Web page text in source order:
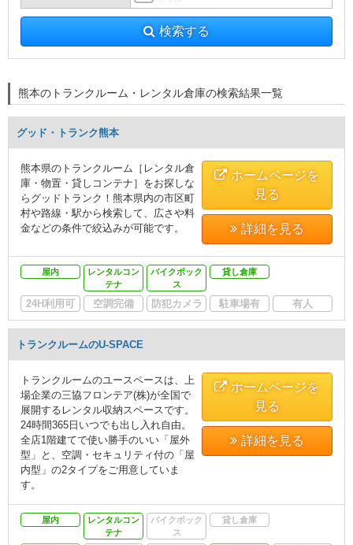
検索する
熊本のトランクルーム・レンタル倉庫の検索結果一覧
グッド・トランク熊本
熊本県のトランクルーム［レンタル倉
庫・物置・貸しコンテナ］をお探しな
らグッドトランク！熊本県内の市区町
村や路線・駅から検索して、広さや料
金などの条件で絞込みが可能です。
ホームページを
見る
詳細を見る
屋内
レンタルコン
テナ
バイクボック
ス
貸し倉庫
24H利用可 空調完備 防犯カメラ 駐車場有 有人
トランクルームのU-SPACE
トランクルームのユースペースは、上
場企業の三協フロンテア(株)が全国で
展開するレンタル収納スペースです。
24時間365日いつでも出し入れ自由。
全店1階建てで使い勝手のいい「屋外
型」と、空調・セキュリティ付の「屋
内型」の2タイプをご用意していま
す。
ホームページを
見る
詳細を見る
屋内
レンタルコン
テナ
バイクボック
ス
貸し倉庫